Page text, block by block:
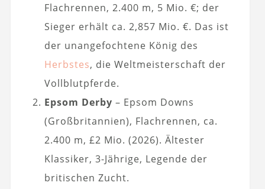
Flachrennen, 2.400 m, 5 Mio. €; der
Sieger erhält ca. 2,857 Mio. €. Das ist
der unangefochtene König des
Herbstes, die Weltmeisterschaft der
Vollblutpferde.
Epsom Derby – Epsom Downs
(Großbritannien), Flachrennen, ca.
2.400 m, £2 Mio. (2026). Ältester
Klassiker, 3-Jährige, Legende der
britischen Zucht.